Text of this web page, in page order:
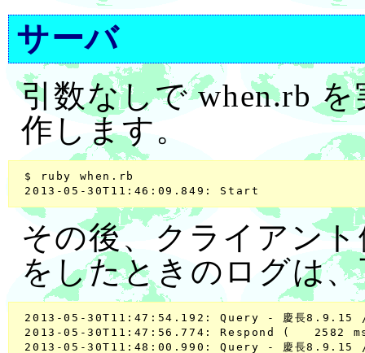
サーバ
引数なしで when.rb
作します。
$ ruby when.rb
その後、クライアン
をしたときのログは
2013-05-30T11:47:54.192: Query - 慶長8.9.15 /
2013-05-30T11:47:56.774: Respond (   2582
2013-05-30T11:48:00.990: Query - 慶長8.9.15 /